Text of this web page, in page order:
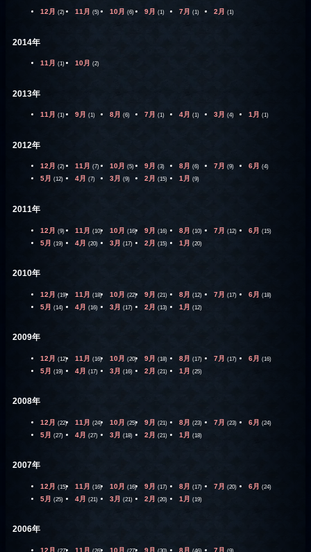
12月 (2) 11月 (5) 10月 (6) 9月 (1) 7月 (1) 2月 (1)
2014年
11月 (1) 10月 (2)
2013年
11月 (1) 9月 (1) 8月 (6) 7月 (1) 4月 (1) 3月 (4) 1月 (1)
2012年
12月 (2) 11月 (7) 10月 (5) 9月 (3) 8月 (6) 7月 (9) 6月 (4)
5月 (12) 4月 (7) 3月 (9) 2月 (15) 1月 (9)
2011年
12月 (9) 11月 (10) 10月 (16) 9月 (16) 8月 (10) 7月 (12) 6月 (15)
5月 (19) 4月 (20) 3月 (17) 2月 (15) 1月 (20)
2010年
12月 (19) 11月 (18) 10月 (22) 9月 (21) 8月 (12) 7月 (17) 6月 (18)
5月 (14) 4月 (16) 3月 (17) 2月 (13) 1月 (12)
2009年
12月 (12) 11月 (16) 10月 (20) 9月 (18) 8月 (17) 7月 (17) 6月 (16)
5月 (19) 4月 (17) 3月 (16) 2月 (21) 1月 (25)
2008年
12月 (22) 11月 (24) 10月 (25) 9月 (21) 8月 (23) 7月 (23) 6月 (24)
5月 (27) 4月 (27) 3月 (18) 2月 (21) 1月 (18)
2007年
12月 (15) 11月 (16) 10月 (16) 9月 (17) 8月 (17) 7月 (20) 6月 (24)
5月 (25) 4月 (21) 3月 (21) 2月 (20) 1月 (19)
2006年
12月 11月 10月 9月 8月 7月